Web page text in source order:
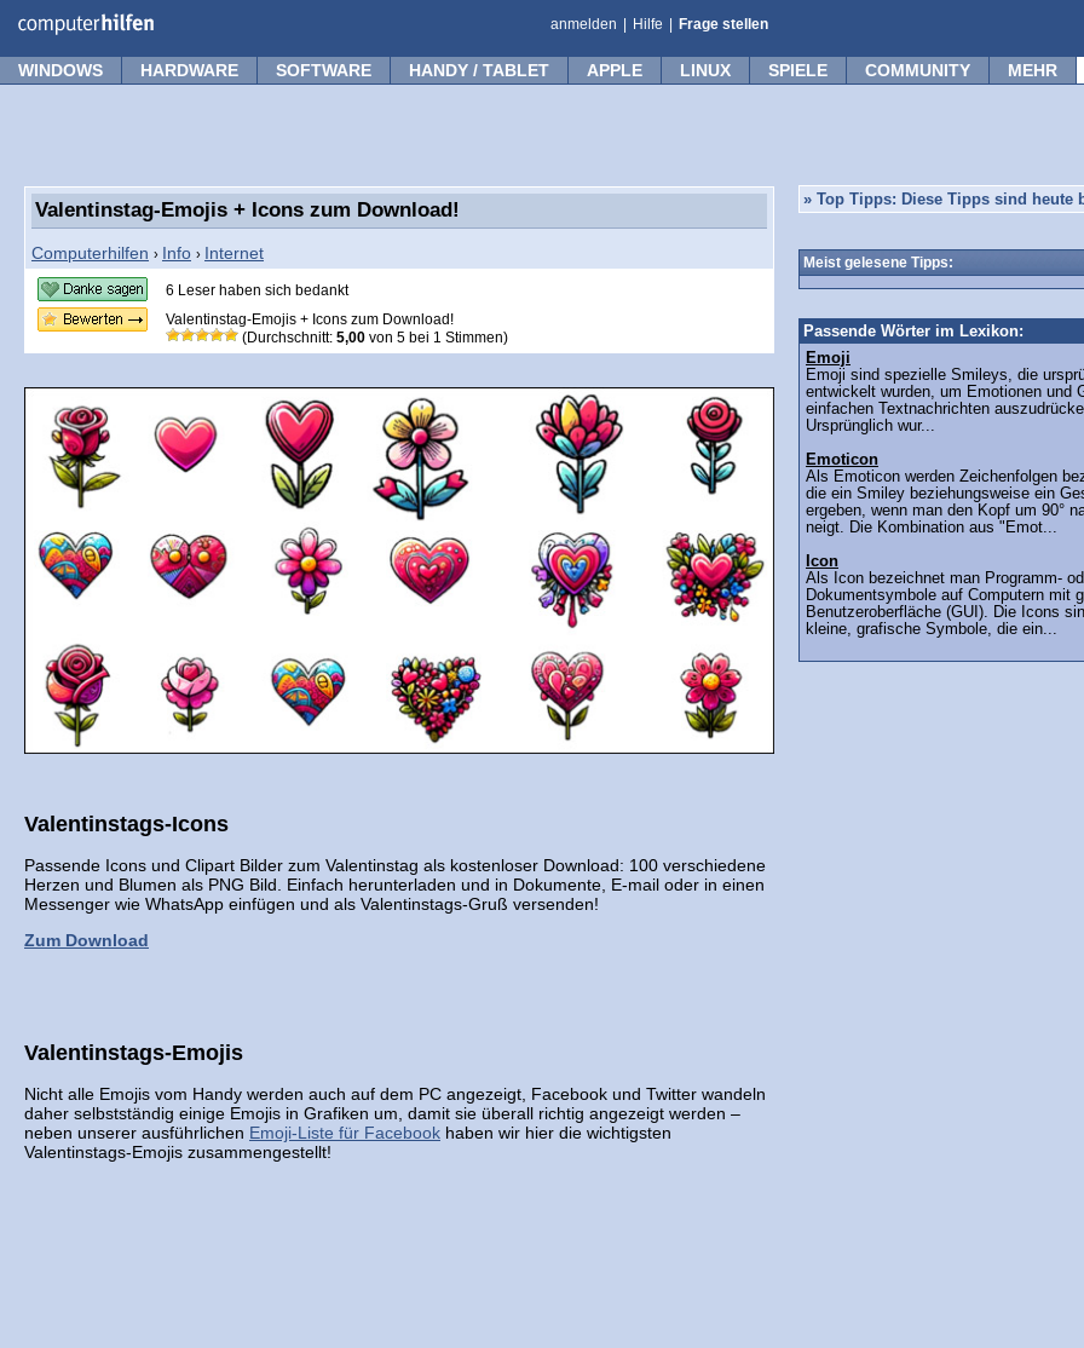
anmelden Hilfe Frage stellen
WINDOWS HARDWARE SOFTWARE HANDY / TABLET APPLE LINUX SPIELE COMMUNITY MEHR
Valentinstag-Emojis + Icons zum Download!
Computerhilfen › Info › Internet
6 Leser haben sich bedankt
Valentinstag-Emojis + Icons zum Download!
(Durchschnitt: 5,00 von 5 bei 1 Stimmen)
Valentinstags-Icons
Passende Icons und Clipart Bilder zum Valentinstag als kostenloser Download: 100 verschiedene
Herzen und Blumen als PNG Bild. Einfach herunterladen und in Dokumente, E-mail oder in einen
Messenger wie WhatsApp einfügen und als Valentinstags-Gruß versenden!
Zum Download
Valentinstags-Emojis
Nicht alle Emojis vom Handy werden auch auf dem PC angezeigt, Facebook und Twitter wandeln
daher selbstständig einige Emojis in Grafiken um, damit sie überall richtig angezeigt werden –
neben unserer ausführlichen Emoji-Liste für Facebook haben wir hier die wichtigsten
Valentinstags-Emojis zusammengestellt!
» Top Tipps: Diese Tipps sind heute
Meist gelesene Tipps:
Passende Wörter im Lexikon:
Emoji
Emoji sind spezielle Smileys, die
entwickelt wurden, um Emotionen und
einfachen Textnachrichten
Ursprünglich wur...
Emoticon
Als Emoticon werden Zeichenfolgen
die ein Smiley beziehungsweise ein
ergeben, wenn man den Kopf um 90°
neigt. Die Kombination aus "Emot...
Icon
Als Icon bezeichnet man Programm-
Dokumentsymbole auf Computern mit
Benutzeroberfläche (GUI). Die Icons
kleine, grafische Symbole, die ein...